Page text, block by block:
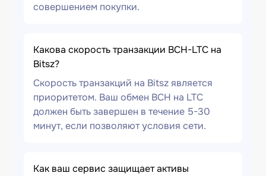
совершением покупки.
Какова скорость транзакции BCH-LTC на
Bitsz?
Скорость транзакций на Bitsz является
приоритетом. Ваш обмен BCH на LTC
должен быть завершен в течение 5-30
минут, если позволяют условия сети.
Как ваш сервис защищает активы